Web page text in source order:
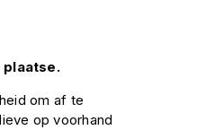
om af te
op voorhand